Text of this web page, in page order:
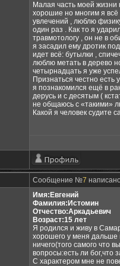
Малая часть моей жизни
хорошие но многим я
увлечений , люблю
один раз . Как то я
травмотологу , он не в
я засадил ему дротик
идет всё: бутылки ,
люблю метать в дерево
четырнадцать я уже
Признаться честно есть
я познакомился ещё в
дерусь и с десятым (
не общаюсь с «такими»
Какой я человек судите
Сообщение №7
Имя:Евгений
Фамилия:Истомин
Отчество:Аркадьевич
Возраст:15 лет
Я родился и живу в
хорошего у меня дальше
ничего(того самого что
вопросы:есть ли бог,что
С характером мне не